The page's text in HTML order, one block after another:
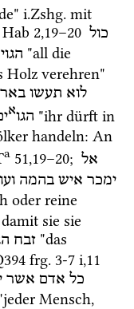
i.Zshg. mit
Hab 2,19–20 כול
"all die
לוא תעשו
הגוא
"ihr dürft in
handeln: An
a 51,19–20; אל
ימכר איש בהמה
oder reine
sie sie
זבח "das
frg. 3-7 i,11
כל אדם אשר
Mensch,